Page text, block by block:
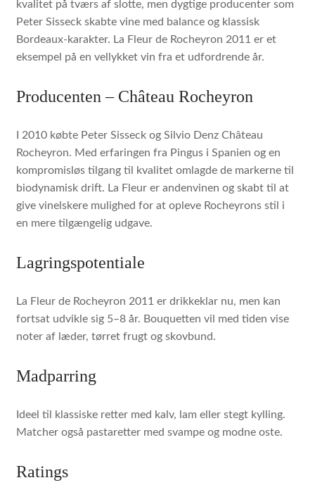
kvalitet på tværs af slotte, men dygtige producenter som
Peter Sisseck skabte vine med balance og klassisk
Bordeaux-karakter. La Fleur de Rocheyron 2011 er et
eksempel på en vellykket vin fra et udfordrende år.
Producenten – Château Rocheyron
I 2010 købte Peter Sisseck og Silvio Denz Château
Rocheyron. Med erfaringen fra Pingus i Spanien og en
kompromisløs tilgang til kvalitet omlagde de markerne til
biodynamisk drift. La Fleur er andenvinen og skabt til at
give vinelskere mulighed for at opleve Rocheyrons stil i
en mere tilgængelig udgave.
Lagringspotentiale
La Fleur de Rocheyron 2011 er drikkeklar nu, men kan
fortsat udvikle sig 5–8 år. Bouquetten vil med tiden vise
noter af læder, tørret frugt og skovbund.
Madparring
Ideel til klassiske retter med kalv, lam eller stegt kylling.
Matcher også pastaretter med svampe og modne oste.
Ratings